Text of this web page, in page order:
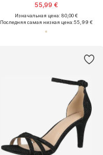
55,99 €
Изначальная цена: 80,00 €
Последняя самая низкая цена:55,99 €